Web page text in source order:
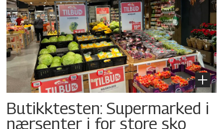
Butikktesten: Supermarked i
nærsenter i for store sko